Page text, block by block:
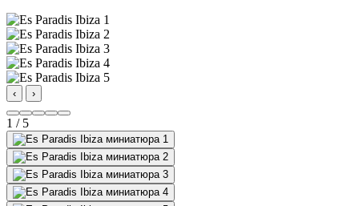
‹ ›
1 / 5